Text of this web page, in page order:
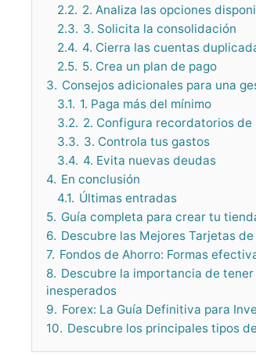
2.2. 2. Analiza las opciones
2.3. 3. Solicita la consolidación
2.4. 4. Cierra las cuentas
2.5. 5. Crea un plan de pago
3. Consejos adicionales para una
3.1. 1. Paga más del mínimo
3.2. 2. Configura recordatorios de
3.3. 3. Controla tus gastos
3.4. 4. Evita nuevas deudas
4. En conclusión
4.1. Últimas entradas
5. Guía completa para crear tu
6. Descubre las Mejores Tarjetas
7. Fondos de Ahorro: Formas
8. Descubre la importancia de
inesperados
9. Forex: La Guía Definitiva para
10. Descubre los principales tipos